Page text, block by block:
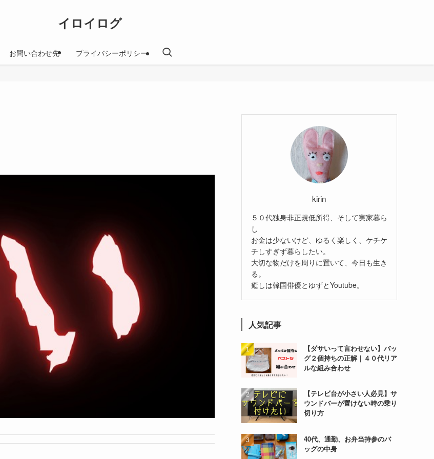
イロイログ
お問い合わせ先 プライバシーポリシー
kirin
５０代独身非正規低所得、そして実家暮ら
し
お金は少ないけど、ゆるく楽しく、ケチケ
チしすぎず暮らしたい。
大切な物だけを周りに置いて、今日も生き
る。
癒しは韓国俳優とゆずとYoutube。
人気記事
【ダサいって言わせない】バッ
グ２個持ちの正解｜４０代リア
ルな組み合わせ
【テレビ台が小さい人必見】サ
ウンドバーが置けない時の乗り
切り方
40代、通勤、お弁当持参のバ
ッグの中身